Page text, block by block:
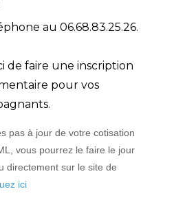
au 06.68.83.25.26.
de faire une inscription
pour vos
pas à jour de votre cotisation
vous pourrez le faire le jour
directement sur le site de
ici